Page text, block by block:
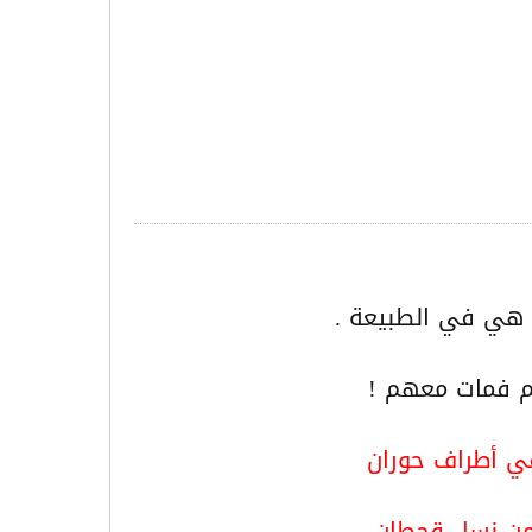
هي في الطبيعة .
فمات معهم !
أطراف حوران